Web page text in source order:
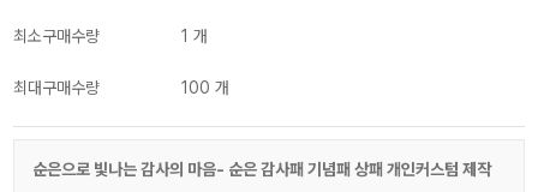
최소구매수량 1 개
최대구매수량 100 개
순은으로 빛나는 감사의 마음- 순은 감사패 기념패 상패 개인커스텀 제작